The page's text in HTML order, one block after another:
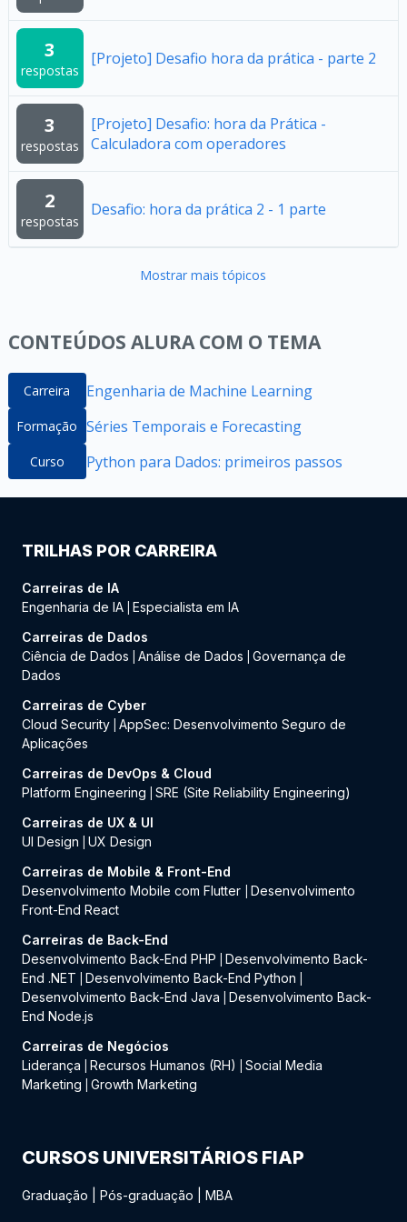
3
respostas
[Projeto] Desafio hora da prática - parte 2
3
respostas
[Projeto] Desafio: hora da Prática -
Calculadora com operadores
2
respostas
Desafio: hora da prática 2 - 1 parte
Mostrar mais tópicos
CONTEÚDOS ALURA COM O TEMA
Carreira Engenharia de Machine Learning
Formação Séries Temporais e Forecasting
Curso Python para Dados: primeiros passos
TRILHAS POR CARREIRA
Carreiras de IA
Engenharia de IA Especialista em IA
Carreiras de Dados
Ciência de Dados
Análise de Dados
Governança de
Dados
Carreiras de Cyber
Cloud Security AppSec: Desenvolvimento Seguro de
Aplicações
Carreiras de DevOps & Cloud
Platform Engineering
SRE (Site Reliability Engineering)
Carreiras de UX & UI
UI Design
UX Design
Carreiras de Mobile & Front-End
Desenvolvimento Mobile com Flutter
Desenvolvimento
Front-End React
Carreiras de Back-End
Desenvolvimento Back-End PHP
Desenvolvimento Back-
End .NET
Desenvolvimento Back-End Python
Desenvolvimento Back-End Java
Desenvolvimento Back-
End Node.js
Carreiras de Negócios
Liderança
Recursos Humanos (RH)
Social Media
Marketing
Growth Marketing
CURSOS UNIVERSITÁRIOS FIAP
Graduação Pós-graduação MBA